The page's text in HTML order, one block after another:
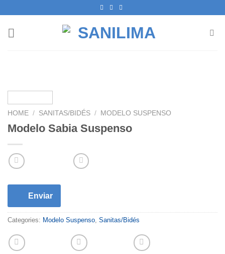
content
HOME / SANITAS/BIDÉS / MODELO SUSPENSO
Modelo Sabia Suspenso
Enviar
Categories: Modelo Suspenso, Sanitas/Bidés